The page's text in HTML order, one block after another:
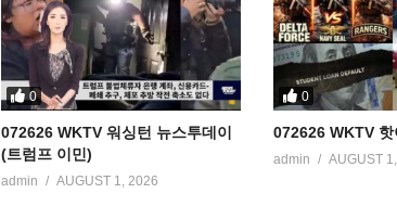
0
072626 WKTV 워싱턴 뉴스투데이
(트럼프 이민)
admin AUGUST 1, 2026
0
072626 WKTV 핫
admin AUGUST